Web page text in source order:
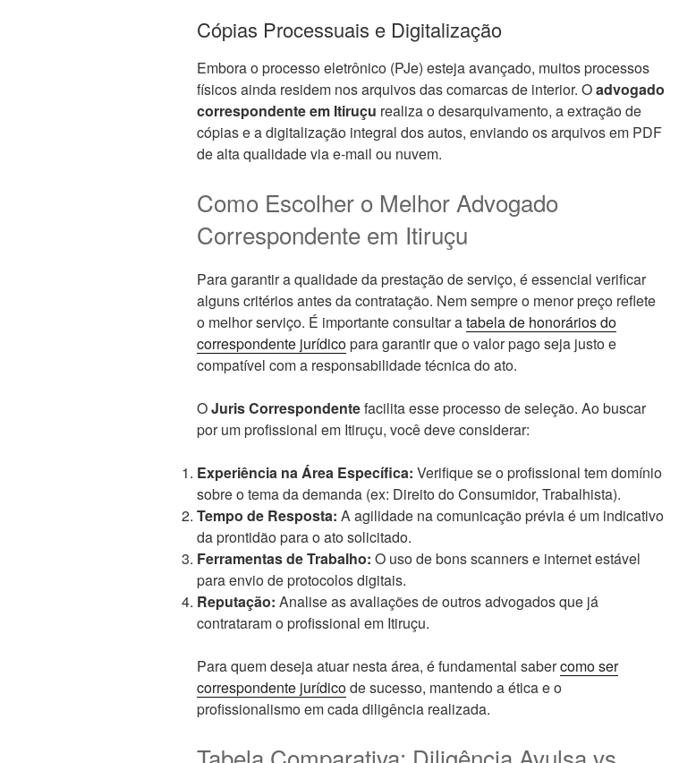
Cópias Processuais e Digitalização
Embora o processo eletrônico (PJe) esteja avançado, muitos processos
físicos ainda residem nos arquivos das comarcas de interior. Oadvogado
correspondente em Itiruçu realiza o desarquivamento, a extração de
cópias e a digitalização integral dos autos, enviando os arquivos em PDF
de alta qualidade via e-mail ou nuvem.
Como Escolher o Melhor Advogado
Correspondente em Itiruçu
Para garantir a qualidade da prestação de serviço, é essencial verificar
alguns critérios antes da contratação. Nem sempre o menor preço reflete
o melhor serviço. É importante consultar atabela de honorários do
correspondente jurídicopara garantir que o valor pago seja justo e
compatível com a responsabilidade técnica do ato.
OJuris Correspondentefacilita esse processo de seleção. Ao buscar
por um profissional em Itiruçu, você deve considerar:
Experiência na Área Específica: Verifique se o profissional tem domínio
sobre o tema da demanda (ex: Direito do Consumidor, Trabalhista).
Tempo de Resposta: A agilidade na comunicação prévia é um indicativo
da prontidão para o ato solicitado.
Ferramentas de Trabalho: O uso de bons scanners e internet estável
para envio de protocolos digitais.
Reputação: Analise as avaliações de outros advogados que já
contrataram o profissional em Itiruçu.
Para quem deseja atuar nesta área, é fundamental sabercomo ser
correspondente jurídicode sucesso, mantendo a ética e o
profissionalismo em cada diligência realizada.